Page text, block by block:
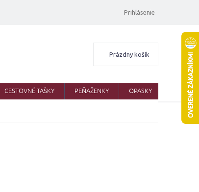
Prihlásenie
Nákupný
Prázdny košík
CESTOVNÉ TAŠKY PEŇAŽENKY OPASKY ŠATKY